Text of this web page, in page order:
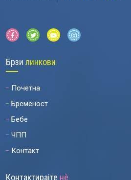
Брзи линкови
Почетна
Бременост
Бебе
ЧПП
Контакт
Контактирајте нѐ